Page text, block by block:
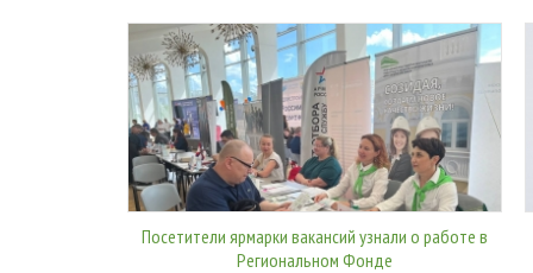
Посетители ярмарки вакансий узнали о работе в
Региональном Фонде